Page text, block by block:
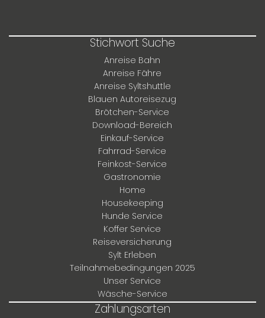
Stichwort Suche
Anreise Bahn
Anreise Fähre
Anreise Syltshuttle
Blauen Autoreisezug
Brötchen-Service
Download-Bereich
Einkauf-Service
Fahrrad-Service
Feinkost-Service
Gastronomie
Home
Housekeeping
Hunde Service
Koffer Service
Reiseversicherung
Sylt Erleben
Teilnahmebedingungen 2025
Unser Service
Wäsche-Service
Zahlungsarten